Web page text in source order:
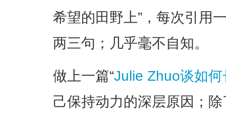
希望的田野上”，每次引用
两三句；几乎毫不自知。
做上一篇“Julie Zhuo谈如
己保持动力的深层原因；除